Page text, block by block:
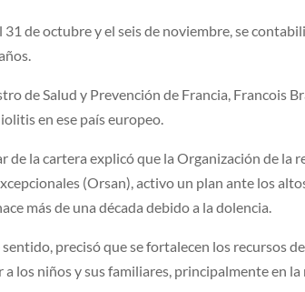
31 de octubre y el seis de noviembre, se
de Salud y Prevención de Francia, Francois
en ese país europeo.
de la cartera explicó que la Organización de la
(Orsan), activo un plan ante los
más de una década debido a la dolencia.
sentido, precisó que se fortalecen los recursos
a los niños y sus familiares, principalmente en